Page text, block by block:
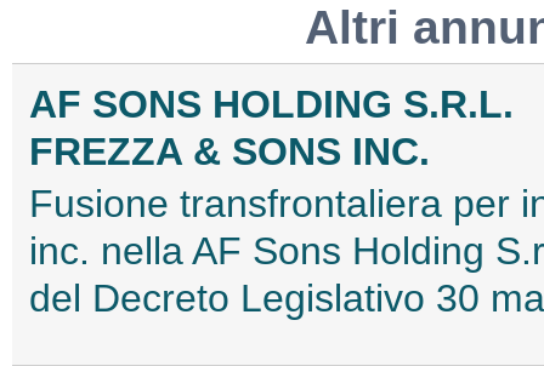
Altri
AF SONS HOLDING S.R.L.
FREZZA & SONS INC.
Fusione transfrontaliera per
inc. nella AF Sons Holding
del Decreto Legislativo 30